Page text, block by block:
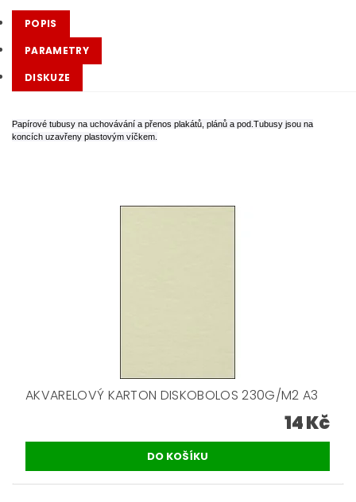
POPIS
PARAMETRY
DISKUZE
Papírové tubusy na uchovávání a přenos plakátů, plánů a pod.Tubusy jsou na
koncích uzavřeny plastovým víčkem.
AKVARELOVÝ KARTON DISKOBOLOS 230G/M2 A3
14 Kč